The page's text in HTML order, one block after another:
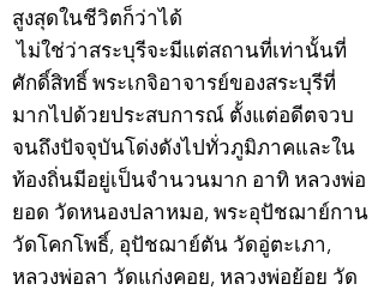
สูงสุดในชีวิตก็ว่าได้
ไม่ใช่ว่าสระบุรีจะมีแต่สถานที่เท่านั้นที่
ศักดิ์สิทธิ์ พระเกจิอาจารย์ของสระบุรีที่
มากไปด้วยประสบการณ์ ตั้งแต่อดีตจวบ
จนถึงปัจจุบันโด่งดังไปทั่วภูมิภาคและใน
ท้องถิ่นมีอยู่เป็นจำนวนมาก อาทิ หลวงพ่อ
ยอด วัดหนองปลาหมอ, พระอุปัชฌาย์กาน
วัดโคกโพธิ์, อุปัชฌาย์ตัน วัดอู่ตะเภา,
หลวงพ่อลา วัดแก่งคอย, หลวงพ่อย้อย วัด